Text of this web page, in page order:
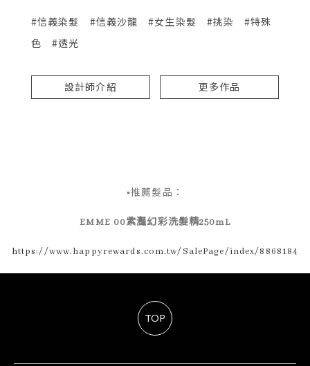
#信義染髮 #信義沙龍 #女生染髮 #挑染
#特殊
色
#透光
設計師介紹 更多作品
▪推薦髮品：
EMME 00紫灩幻彩洗髮精250mL
https://www.happyrewards.com.tw/SalePage/index/8868184
TOP